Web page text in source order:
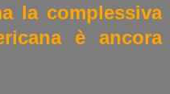
la complessiva
è ancora